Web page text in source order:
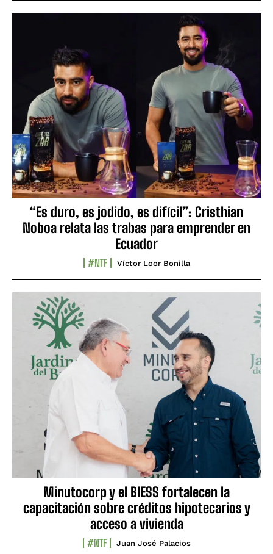
“Es duro, es jodido, es difícil”: Cristhian
Noboa relata las trabas para emprender en
Ecuador
#NTF Víctor Loor Bonilla
Minutocorp y el BIESS fortalecen la
capacitación sobre créditos hipotecarios y
acceso a vivienda
#NTF Juan José Palacios